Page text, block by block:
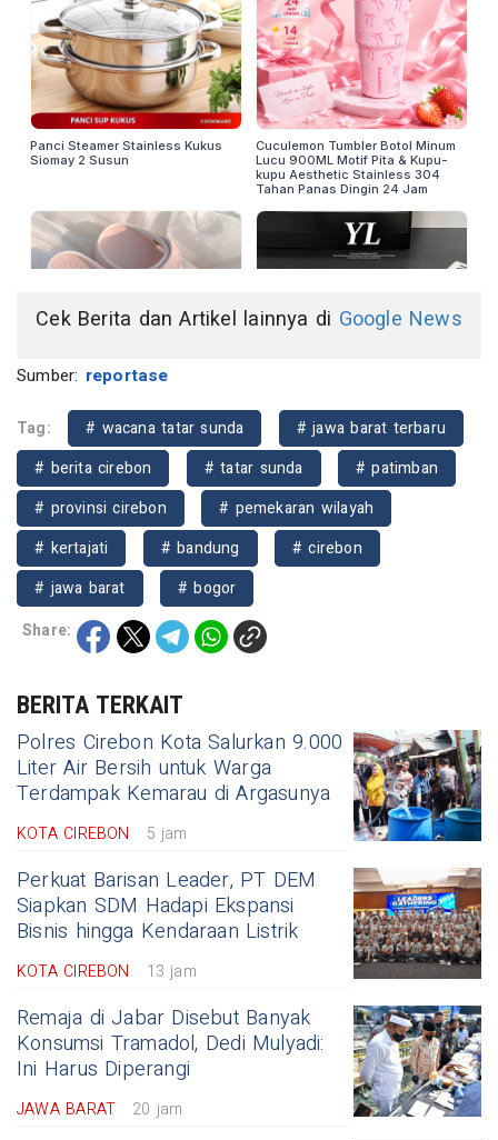
Cek Berita dan Artikel lainnya di Google News
Sumber: reportase
Tag: # wacana tatar sunda
# jawa barat terbaru
# berita cirebon
# tatar sunda
# patimban
# provinsi cirebon
# pemekaran wilayah
# kertajati
# bandung
# cirebon
# jawa barat
# bogor
Share:
BERITA TERKAIT
Polres Cirebon Kota Salurkan 9.000
Liter Air Bersih untuk Warga
Terdampak Kemarau di Argasunya
KOTA CIREBON 5 jam
Perkuat Barisan Leader, PT DEM
Siapkan SDM Hadapi Ekspansi
Bisnis hingga Kendaraan Listrik
KOTA CIREBON 13 jam
Remaja di Jabar Disebut Banyak
Konsumsi Tramadol, Dedi Mulyadi:
Ini Harus Diperangi
JAWA BARAT 20 jam